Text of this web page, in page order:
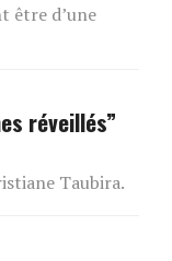
être d’une
réveillés”
Taubira.